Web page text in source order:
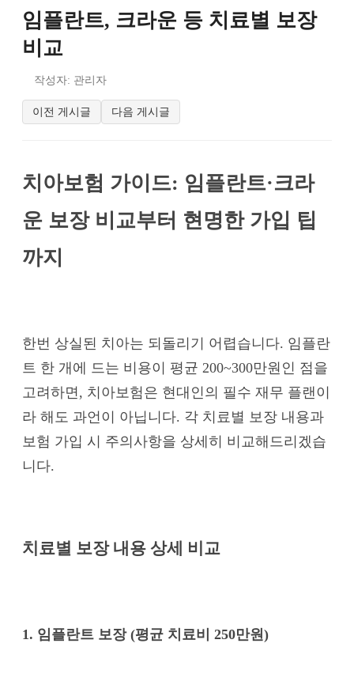
임플란트, 크라운 등 치료별 보장
비교
작성자: 관리자
이전 게시글 다음 게시글
치아보험 가이드: 임플란트·크라
운 보장 비교부터 현명한 가입 팁
까지
한번 상실된 치아는 되돌리기 어렵습니다. 임플란
트 한 개에 드는 비용이 평균 200~300만원인 점을
고려하면, 치아보험은 현대인의 필수 재무 플랜이
라 해도 과언이 아닙니다. 각 치료별 보장 내용과
보험 가입 시 주의사항을 상세히 비교해드리겠습
니다.
치료별 보장 내용 상세 비교
1. 임플란트 보장 (평균 치료비 250만원)